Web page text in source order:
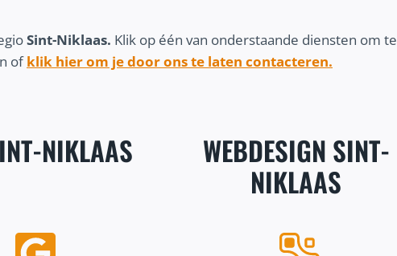
Sint-Niklaas. Klik op één van onderstaande diensten om te
ofklik hier om je door ons te laten contacteren.
NIKLAAS WEBDESIGN SINT-
NIKLAAS